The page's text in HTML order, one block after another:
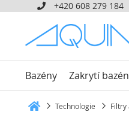
+420 608 279 184
Bazény Zakrytí
Technologie Filtry